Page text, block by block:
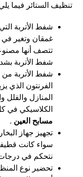
تنظيف الستائر فيما
شفط الأتربة
غمقان وتغير في
تتصف أنها
شفط الأتربة
شفط الأتربة من
الفرنتون الذي
المنازل
الكلاسيكي
مسابح العين .
تجهيز جهاز
سواء كانت
نتحكم في درجات
تحضير نوع